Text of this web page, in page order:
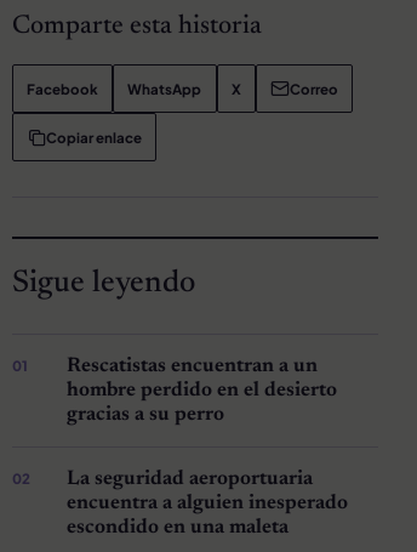
Comparte esta historia
Facebook WhatsApp X Correo
Copiar enlace
Sigue leyendo
Rescatistas encuentran a un
hombre perdido en el desierto
gracias a su perro
La seguridad aeroportuaria
encuentra a alguien inesperado
escondido en una maleta